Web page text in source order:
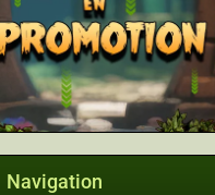
Navigation